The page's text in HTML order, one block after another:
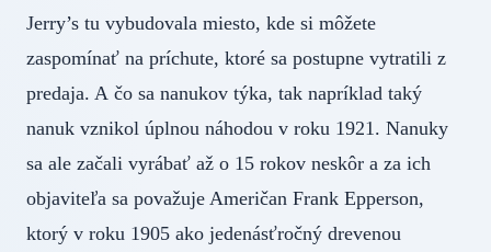
Jerry’s tu vybudovala miesto, kde si môžete
zaspomínať na príchute, ktoré sa postupne vytratili z
predaja. A čo sa nanukov týka, tak napríklad taký
nanuk vznikol úplnou náhodou v roku 1921. Nanuky
sa ale začali vyrábať až o 15 rokov neskôr a za ich
objaviteľa sa považuje Američan Frank Epperson,
ktorý v roku 1905 ako jedenásťročný drevenou